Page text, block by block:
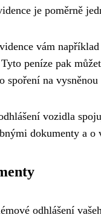
je poměrně
vám
peníze pak
spoření na
vozidla
dokumenty a o
odhlášení